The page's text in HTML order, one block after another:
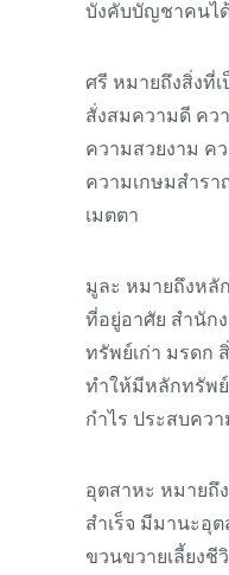
บังคับบัญชาคนไ
ศรี หมายถึงสิ่งที่
สั่งสมความดี คว
ความสวยงาม ค
ความเกษมสำร
เมตตา
มูละ หมายถึงหลั
ที่อยู่อาศัย สำนัก
ทรัพย์เก่า มรดก
ทำให้มีหลักทรัพ
กำไร ประสบควา
อุตสาหะ หมายถึ
สำเร็จ มีมานะอุ
ขวนขวายเลี้ยงชี